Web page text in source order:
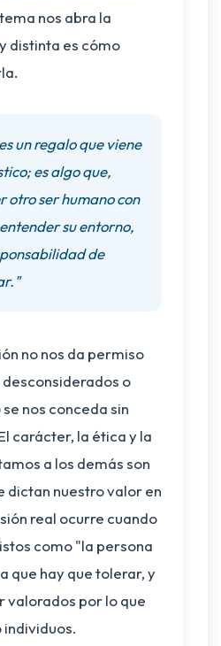
nos abra la
distinta es cómo
un regalo que viene
es algo que,
otro ser humano con
su entorno,
de
no nos da permiso
o
nos conceda sin
carácter, la ética y la
a los demás son
dictan nuestro valor en
real ocurre cuando
como "la persona
que hay que tolerar, y
valorados por lo que